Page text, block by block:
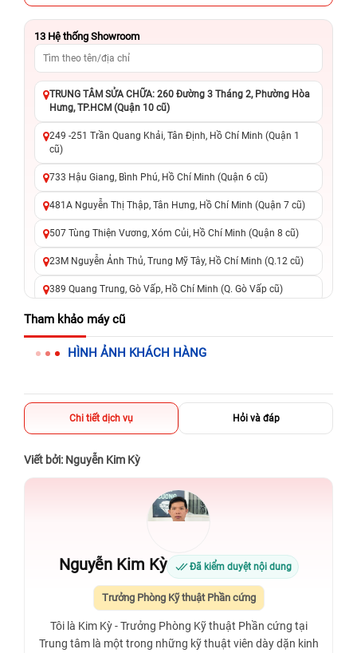
13 Hệ thống Showroom
TRUNG TÂM SỬA CHỮA: 260 Đường 3 Tháng 2, Phường Hòa
Hưng, TP.HCM (Quận 10 cũ)
249 -251 Trần Quang Khải, Tân Định, Hồ Chí Minh (Quận 1
cũ)
733 Hậu Giang, Bình Phú, Hồ Chí Minh (Quận 6 cũ)
481A Nguyễn Thị Thập, Tân Hưng, Hồ Chí Minh (Quận 7 cũ)
507 Tùng Thiện Vương, Xóm Củi, Hồ Chí Minh (Quận 8 cũ)
23M Nguyễn Ảnh Thủ, Trung Mỹ Tây, Hồ Chí Minh (Q.12 cũ)
389 Quang Trung, Gò Vấp, Hồ Chí Minh (Q. Gò Vấp cũ)
625 - 625A Âu Cơ, Tân Phú, Hồ Chí Minh (Quận Tân Phú cũ)
326 Lê Văn Việt, Tăng Nhơn Phú, Hồ Chí Minh (Q.9 TP. Thủ
Đức cũ)
Đức Cũ)
70 Nguyễn An Ninh, Dĩ An, Hồ Chí Minh (Bình Dương Cũ)
24h Vũng Tàu: 162A Ba Cu, Vũng Tàu, Hồ Chí Minh (TP. Vũng
Tàu cũ)
198 Hoàng Văn Thụ, Tân Sơn Nhất, Hồ Chí Minh (Tân Bình
Tham khảo máy cũ
HÌNH ẢNH KHÁCH HÀNG
Chi tiết dịch vụ Hỏi và đáp
Viết bởi: Nguyễn Kim Kỳ
Nguyễn Kim Kỳ Đã kiểm duyệt nội dung
Trưởng Phòng Kỹ thuật Phần cứng
Tôi là Kim Kỳ - Trưởng Phòng Kỹ thuật Phần cứng tại
Trung tâm là một trong những kỹ thuật viên dày dặn kinh